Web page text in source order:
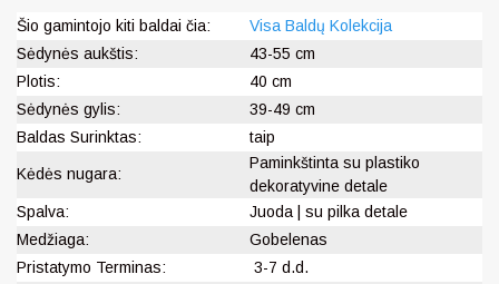
Šio gamintojo kiti baldai čia:
Visa Baldų Kolekcija
Sėdynės aukštis:
43-55 cm
Plotis:
40 cm
Sėdynės gylis:
39-49 cm
Baldas Surinktas:
taip
Kėdės nugara:
Paminkštinta su plastiko
dekoratyvine detale
Spalva:
Juoda | su pilka detale
Medžiaga:
Gobelenas
Pristatymo Terminas:
3-7 d.d.